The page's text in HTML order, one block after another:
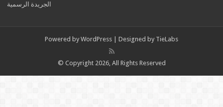
الجريدة الرسمية
Powered by WordPress | Designed by TieLabs
© Copyright 2026, All Rights Reserved